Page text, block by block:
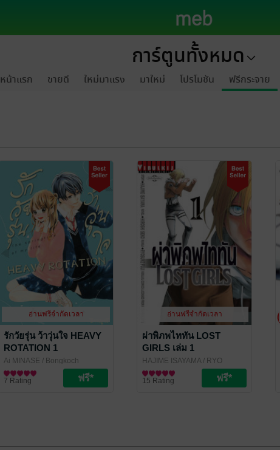
การ์ตูนทั้งหมด
หน้าแรก ขายดี ใหม่มาแรง มาใหม่ โปรโมชัน ฟรีกระจาย
อ่านฟรีจำกัดเวลา
รักวัยรุ่น ว้าวุ่นใจ HEAVY
ROTATION 1
Ai MINASE / Bongkoch
Publishing
การ์ตูนผู้หญิง
7 Rating
อ่านฟรีจำกัดเวลา
ผ่าพิภพไททัน LOST
GIRLS เล่ม 1
HAJIME ISAYAMA / RYO
SUZUKAZE / SATOSHI SHIKI
Vibulkij Publishing
การ์ตูนทั่วไป
15 Rating